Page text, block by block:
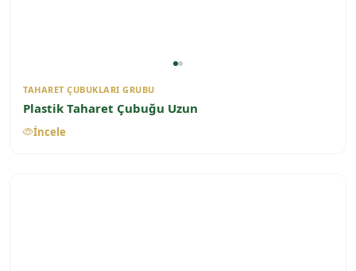
TAHARET ÇUBUKLARI GRUBU
Plastik Taharet Çubuğu Uzun
İncele